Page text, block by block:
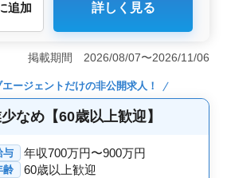
境＞ 完全週休2日制（土日祝休み）
、しっかり休みを確保できる環境で
年始休暇もあり、メリハリをつけて
残業なしで、無理のない働き方が可
活かせる建築施工管理業務＞ 建
を使用した図面作成や施主との
ネジメントを担当します。これま
験を活かして活躍できます。 ＜
面＞ 交通費は実費で支給（上限な
担を抑えて働けます。賞与を用意
追加 詳しく見る
掲載期間 2026/08/07〜2026/11/06
ージェントだけの非公開求人！
なめ【60歳以上歓迎】
与 年収700万円〜900万円
齢 60歳以上歓迎